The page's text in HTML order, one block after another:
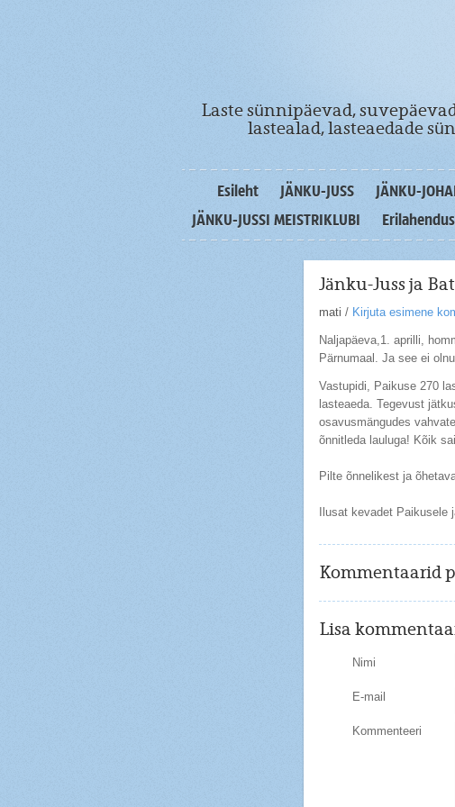
Laste sünnipäevad,
lastealad, lasteaedade
Esileht JÄNKU-JUSS JÄNKU-
JÄNKU-JUSSI MEISTRIKLUBI
Jänku-Juss ja
mati / Kirjuta esimene
Naljapäeva,1. aprilli,
Pärnumaal. Ja see ei
Vastupidi, Paikuse 270
lasteaeda. Tegevust
osavusmängudes
õnnitleda lauluga! Kõik
Pilte õnnelikest ja
Ilusat kevadet Paikusele
Kommentaarid
Lisa
Nimi
E-mail
Kommenteeri